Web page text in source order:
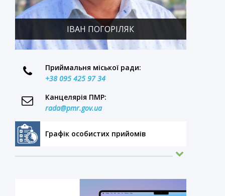
ІВАН ПОГОРІЛЯК
Приймальня міської ради:
+38 095 425 97 34
Канцелярія ПМР:
rada@pmr.gov.ua
Графік особистих прийомів